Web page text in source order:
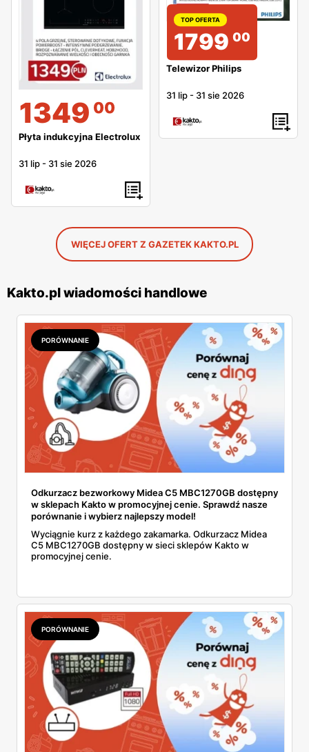
1349 00
Płyta indukcyjna Electrolux
31 lip - 31 sie 2026
TOP OFERTA
1799 00
Telewizor Philips
31 lip - 31 sie 2026
WIĘCEJ OFERT Z GAZETEK KAKTO.PL
Kakto.pl wiadomości handlowe
PORÓWNANIE
Odkurzacz bezworkowy Midea C5 MBC1270GB dostępny
w sklepach Kakto w promocyjnej cenie. Sprawdź nasze
porównanie i wybierz najlepszy model!
Wyciągnie kurz z każdego zakamarka. Odkurzacz Midea
C5 MBC1270GB dostępny w sieci sklepów Kakto w
promocyjnej cenie.
PORÓWNANIE